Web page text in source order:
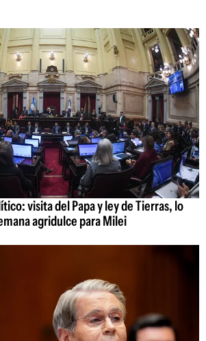
visita del Papa y ley de Tierras, lo
agridulce para Milei